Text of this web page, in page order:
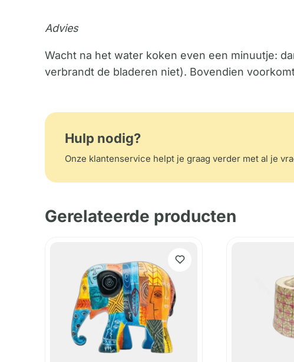
Advies
Wacht na het water koken even een minuutje:
verbrandt de bladeren niet). Bovendien
Hulp nodig?
Onze klantenservice helpt je graag verder met al je
Gerelateerde producten